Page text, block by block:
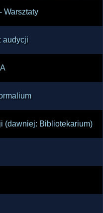
Warsztaty
audycji
(dawniej: Bibliotekarium)